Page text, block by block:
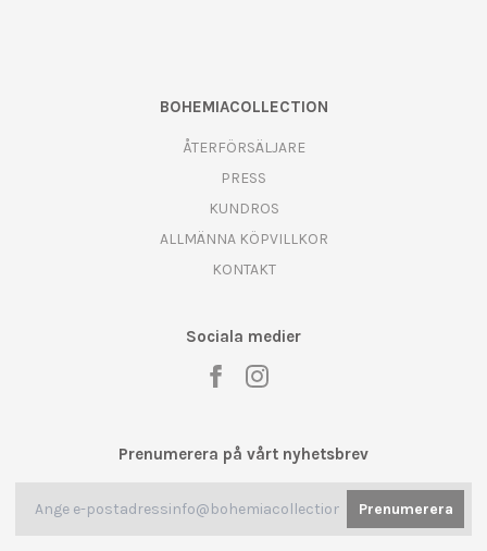
BOHEMIACOLLECTION
ÅTERFÖRSÄLJARE
PRESS
KUNDROS
ALLMÄNNA KÖPVILLKOR
KONTAKT
Sociala medier
Prenumerera på vårt nyhetsbrev
Prenumerera